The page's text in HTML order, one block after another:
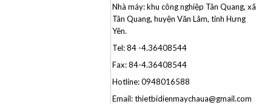
Nhà máy: khu công nghiệp Tân Quang, xã
Tân Quang, huyện Văn Lâm, tỉnh Hưng
Yên.
Tel: 84 -4.36408544
Fax: 84-4.36408544
Hotline: 0948016588
Email: thietbidienmaychaua@gmail.com